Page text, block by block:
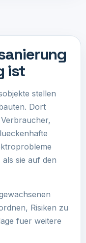
ist
stellen
Dort
sie auf den
Risiken zu
fuer weitere